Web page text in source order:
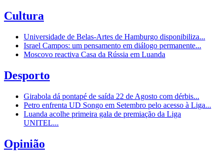
Cultura
Universidade de Belas-Artes de Hamburgo disponibiliza...
Israel Campos: um pensamento em diálogo permanente...
Moscovo reactiva Casa da Rússia em Luanda
Desporto
Girabola dá pontapé de saída 22 de Agosto com dérbis...
Petro enfrenta UD Songo em Setembro pelo acesso à Liga...
Luanda acolhe primeira gala de premiação da Liga
UNITEL...
Opinião